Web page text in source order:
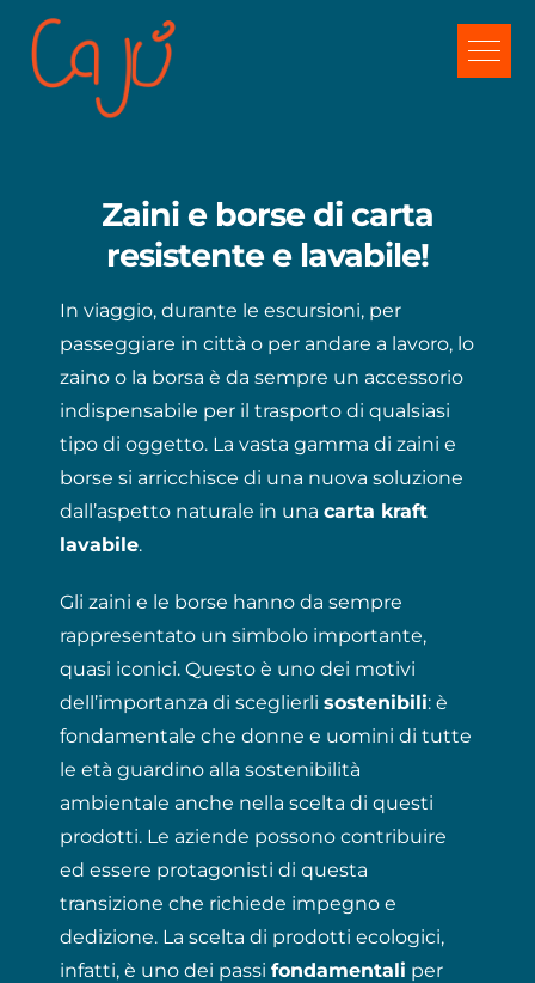
Salta
contenuto
Zaini e borse di carta
resistente e lavabile!
In viaggio, durante le escursioni, per
passeggiare in città o per andare a lavoro, lo
zaino o la borsa è da sempre un accessorio
indispensabile per il trasporto di qualsiasi
tipo di oggetto. La vasta gamma di zaini e
borse si arricchisce di una nuova soluzione
dall’aspetto naturale in unacarta kraft
lavabile.
Gli zaini e le borse hanno da sempre
rappresentato un simbolo importante,
quasi iconici. Questo è uno dei motivi
dell’importanza di sceglierlisostenibili: è
fondamentale che donne e uomini di tutte
le età guardino alla sostenibilità
ambientale anche nella scelta di questi
prodotti. Le aziende possono contribuire
ed essere protagonisti di questa
transizione che richiede impegno e
dedizione. La scelta di prodotti ecologici,
infatti, è uno dei passifondamentali per